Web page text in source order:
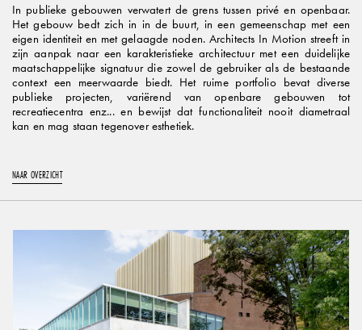
In publieke gebouwen verwatert de grens tussen privé en openbaar.
Het gebouw bedt zich in in de buurt, in een gemeenschap met een
eigen identiteit en met gelaagde noden. Architects In Motion streeft in
zijn aanpak naar een karakteristieke architectuur met een duidelijke
maatschappelijke signatuur die zowel de gebruiker als de bestaande
context een meerwaarde biedt. Het ruime portfolio bevat diverse
publieke projecten, variërend van openbare gebouwen tot
recreatiecentra enz... en bewijst dat functionaliteit nooit diametraal
kan en mag staan tegenover esthetiek.
NAAR OVERZICHT